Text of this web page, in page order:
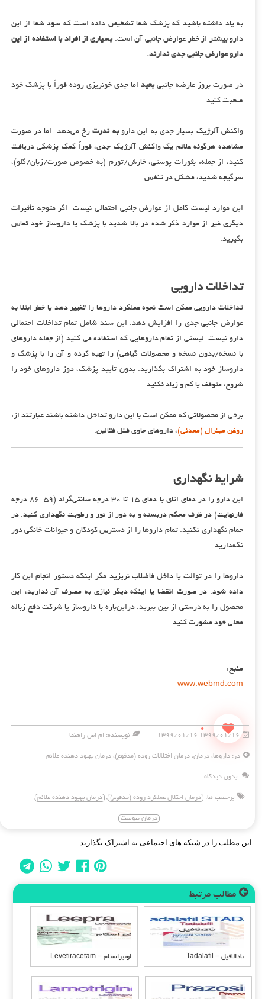
به یاد داشته باشید که پزشک شما تشخیص داده است که سود شما از این
دارو بیشتر از خطر عوارض جانبی آن است. بسیاری از افراد با استفاده از این
دارو عوارض جانبی جدی ندارند.
در صورت بروز عارضه جانبی بعیداما جدی خونریزی روده فوراً با پزشک خود
صحبت کنید.
واکنش آلرژیک بسیار جدی به این دارو به ندرترخ می‌دهد. اما در صورت
مشاهده هرگونه علائم یک واکنش آلرژیک جدی، فوراً کمک پزشکی دریافت
کنید، از جمله: بثورات پوستی، خارش/تورم (به خصوص صورت/زبان/گلو)،
سرگیجه شدید، مشکل در تنفس.
این موارد لیست کامل از عوارض جانبی احتمالی نیست. اگر متوجه تأثیرات
دیگری غیر از موارد ذکر شده در بالا شدید با پزشک یا داروساز خود تماس
بگیرید.
تداخلات دارویی
تداخلات دارویی ممکن است نحوه عملکرد داروها را تغییر دهد یا خطر ابتلا به
عوارض جانبی جدی را افزایش دهد. این سند شامل تمام تداخلات احتمالی
دارو نیست. لیستی از تمام داروهایی که استفاده می کنید (از جمله داروهای
با نسخه/بدون نسخه و محصولات گیاهی) را تهیه کرده و آن را با پزشک و
داروساز خود به اشتراک بگذارید. بدون تأیید پزشک، دوز داروهای خود را
شروع، متوقف یا کم و زیاد نکنید.
برخی از محصولاتی که ممکن است با این دارو تداخل داشته باشند عبارتند از:
روغن مینرال (معدنی)، داروهای حاوی فنل فتالین.
شرایط نگهداری
این دارو را در دمای اتاق با دمای ۱۵ تا ۳۰ درجه سانتی‌گراد (۵۹-۸۶ درجه
فارنهایت) در ظرف محکم دربسته و به دور از نور و رطوبت نگهداری کنید. در
حمام نگهداری نکنید. تمام داروها را از دسترس کودکان و حیوانات خانگی دور
نگه‌دارید.
داروها را در توالت یا داخل فاضلاب نریزید مگر اینکه دستور انجام این کار
داده شود. در صورت انقضا یا اینکه دیگر نیازی به مصرف آن ندارید، این
محصول را به درستی از بین ببرید. دراین‌باره با داروساز یا شرکت دفع زباله
محلی خود مشورت کنید.
منبع:
www.webmd.com
0
۱۳۹۹/۰۱/۱۶ ۱۳۹۹/۰۱/۱۶ نویسنده: ام اس راهنما
در: داروها، درمان، درمان اختلالات روده (مدفوع)، درمان بهبود دهنده علائم
بدون دیدگاه
برچسب ها: درمان اختلال عملکرد روده (مدفوع) , درمان بهبود دهنده علائم ,
درمان یبوست
این مطلب را در شبکه های اجتماعی به اشتراک بگذارید:
مطالب مرتبط
تادالافیل – Tadalafil لوتیراستام – Levetiracetam